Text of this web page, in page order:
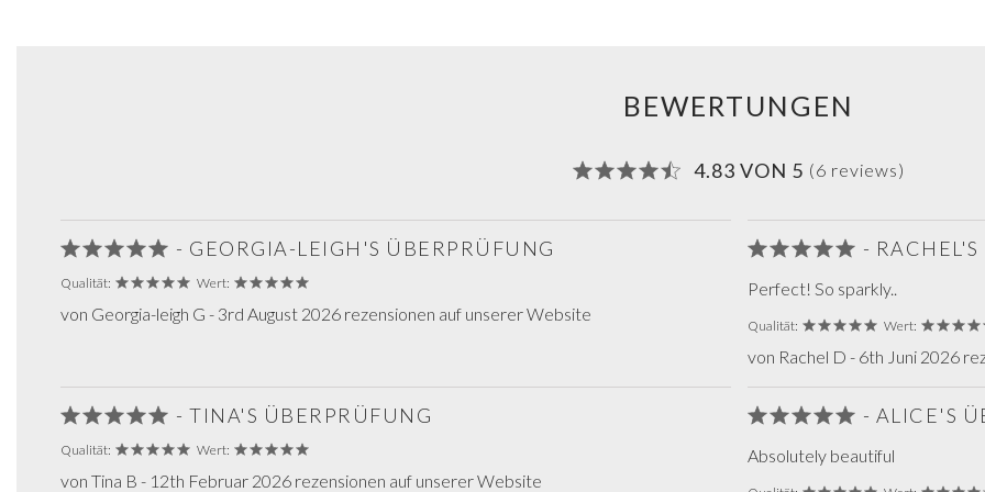
BEWERTUNGEN
4.83 VON 5 (6 reviews)
- GEORGIA-LEIGH'S ÜBERPRÜFUNG
Qualität: Wert:
von Georgia-leigh G - 3rd August 2026 rezensionen auf unserer Website
-
Perfect! So sparkly..
Qualität: Wert:
von Rachel D - 6th Juni 2026
- TINA'S ÜBERPRÜFUNG
Qualität: Wert:
von Tina B - 12th Februar 2026 rezensionen auf unserer Website
- ALICE'S
Absolutely beautiful